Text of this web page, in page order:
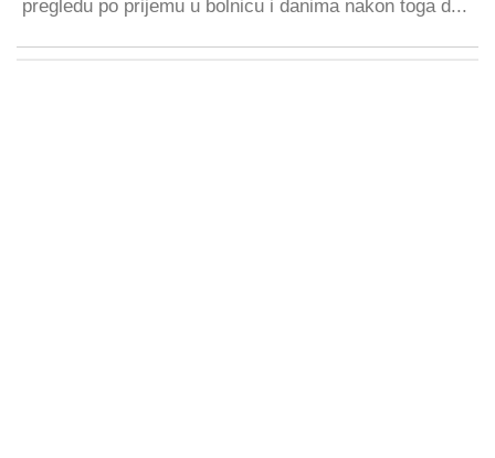
pregledu po prijemu u bolnicu i danima nakon toga d...